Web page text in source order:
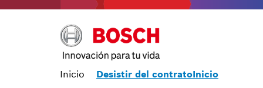
Inicio Desistir del contratoInicio